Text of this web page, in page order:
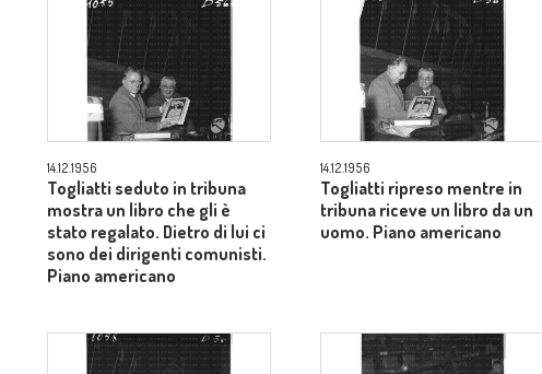
14.12.1956
Togliatti seduto in tribuna
mostra un libro che gli è
stato regalato. Dietro di lui ci
sono dei dirigenti comunisti.
Piano americano
14.12.1956
Togliatti ripreso mentre in
tribuna riceve un libro da un
uomo. Piano americano